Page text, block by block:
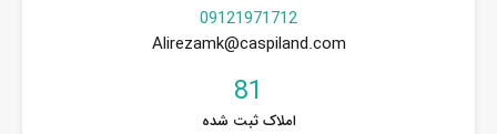
09121971712
Alirezamk@caspiland.com
81
املاک ثبت شده